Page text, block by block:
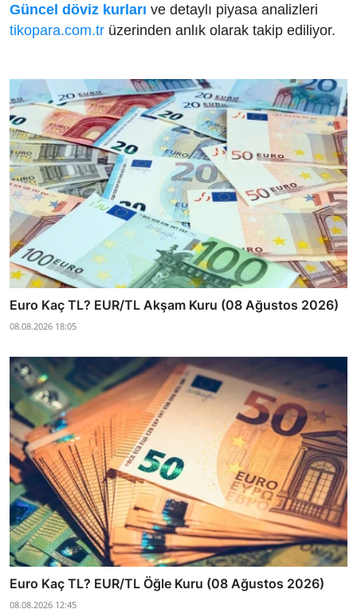
Güncel döviz kurları ve detaylı piyasa analizleri
tikopara.com.tr üzerinden anlık olarak takip ediliyor.
Euro Kaç TL? EUR/TL Akşam Kuru (08 Ağustos 2026)
08.08.2026 18:05
Euro Kaç TL? EUR/TL Öğle Kuru (08 Ağustos 2026)
08.08.2026 12:45